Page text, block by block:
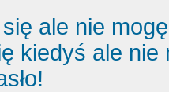
ale nie
kiedyś ale